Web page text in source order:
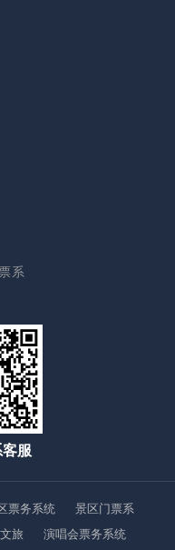
系
服
票务系统
景区门票系
旅 演唱会票务系统